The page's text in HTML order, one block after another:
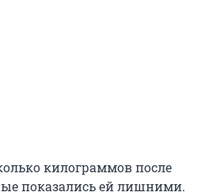
килограммов после
показались ей лишними.